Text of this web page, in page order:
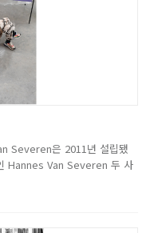
Severen은 2011년 설립됐
Hannes Van Severen 두 사
상상력이 풍부한 접근법을 채